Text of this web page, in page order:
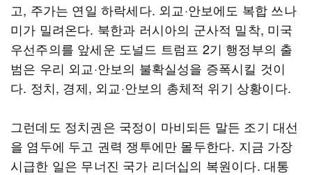
고, 주가는 연일 하락세다. 외교·안보에도 복합 쓰나
미가 밀려온다. 북한과 러시아의 군사적 밀착, 미국
우선주의를 앞세운 도널드 트럼프 2기 행정부의 출
범은 우리 외교·안보의 불확실성을 증폭시킬 것이
다. 정치, 경제, 외교·안보의 총체적 위기 상황이다.
그런데도 정치권은 국정이 마비되든 말든 조기 대선
을 염두에 두고 권력 쟁투에만 몰두한다. 지금 가장
시급한 일은 무너진 국가 리더십의 복원이다. 대통